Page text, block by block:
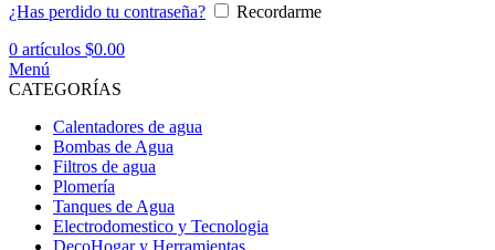
¿Has perdido tu contraseña?
Recordarme
0 artículos $0.00
Menú
CATEGORÍAS
Calentadores de agua
Bombas de Agua
Filtros de agua
Plomería
Tanques de Agua
Electrodomestico y Tecnologia
DecoHogar y Herramientas